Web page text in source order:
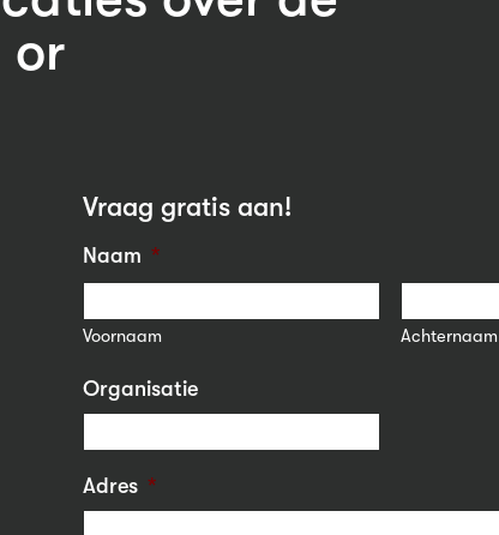
or
Vraag gratis aan!
Naam *
Voornaam Achternaam
Organisatie
Adres *